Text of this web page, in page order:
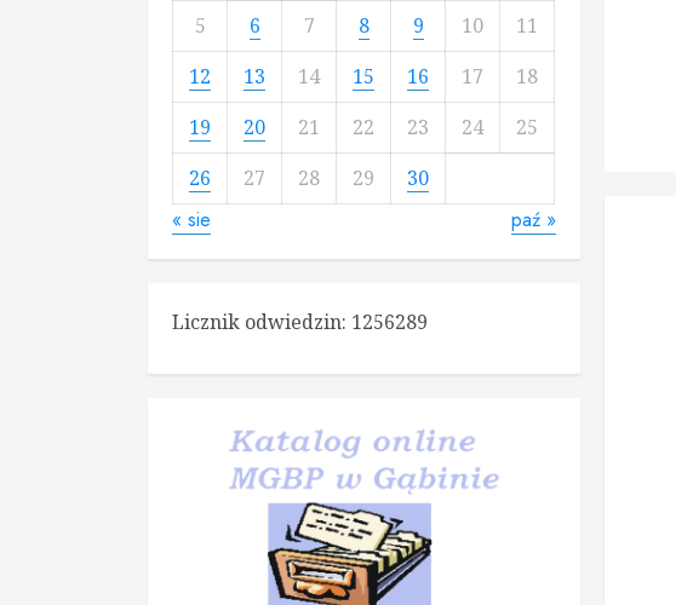
5
6 7 8 9 10
11
12
13 14 15 16 17
18
19
20 21 22 23 24
25
26
27 28 29 30
« sie paź »
Licznik odwiedzin: 1256289